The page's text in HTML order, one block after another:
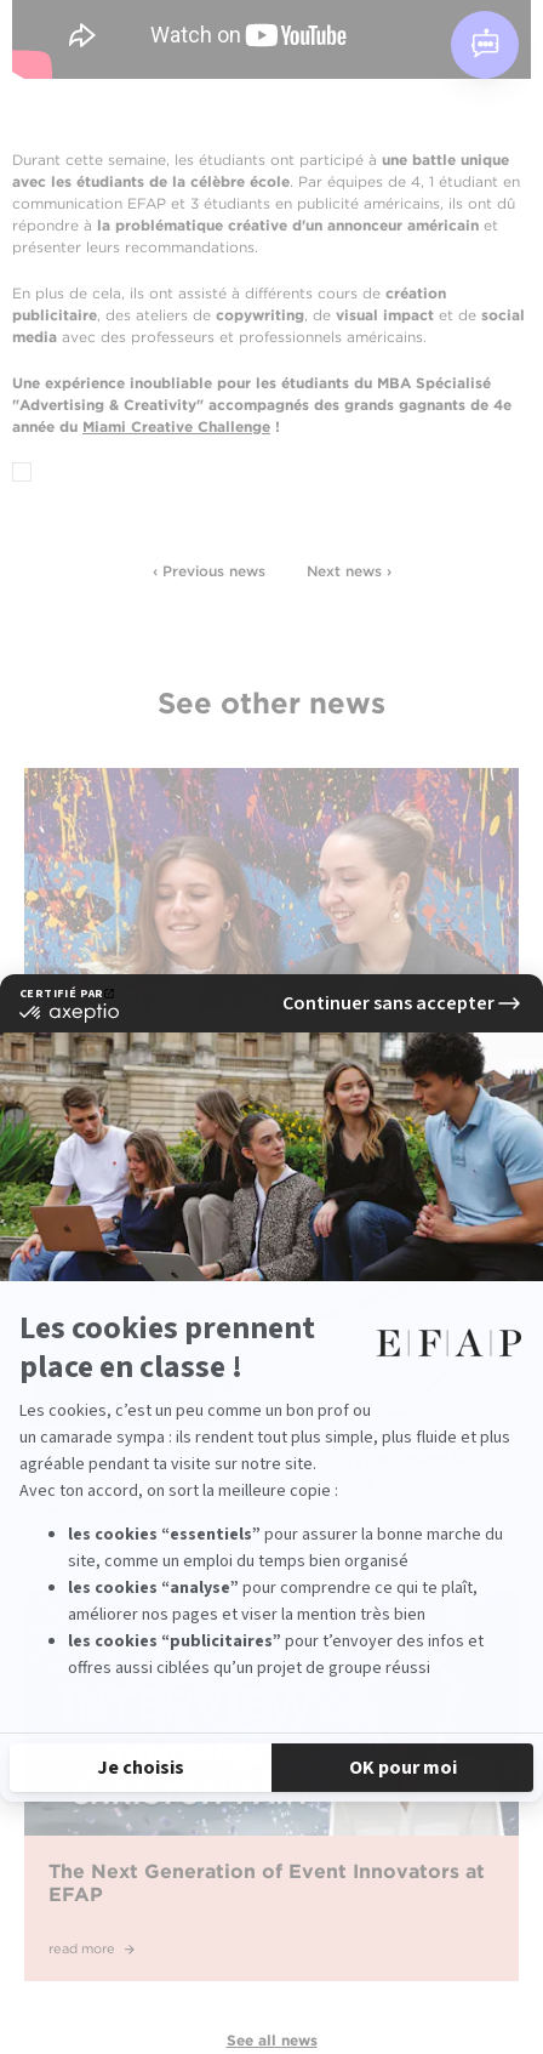
Durant cette semaine, les étudiants ont participé à une battle unique
avec les étudiants de la célèbre école. Par équipes de 4, 1 étudiant en
communication EFAP et 3 étudiants en publicité américains, ils ont dû
répondre à la problématique créative d'un annonceur américain et
présenter leurs recommandations.
En plus de cela, ils ont assisté à différents cours de création
publicitaire, des ateliers de copywriting, de visual impact et de social
media avec des professeurs et professionnels américains.
Une expérience inoubliable pour les étudiants du MBA Spécialisé
"Advertising & Creativity" accompagnés des grands gagnants de 4e
année du Miami Creative Challenge !
‹ Previous news Next news ›
See other news
Les études de communication à l'EFAP :
apprenez à innover dans un secteur en
constante évolution
read more
Pourquoi choisir une école d’événementiel
pour se former aux métiers de la
communication ?
read more
The Next Generation of Event Innovators at
EFAP
read more
See all news